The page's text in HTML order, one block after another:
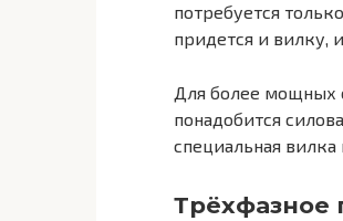
потребуется
придется и вилку,
Для более мощных
понадобится
специальная вилка
Трёхфазное